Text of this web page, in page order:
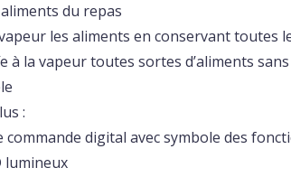
du repas
les aliments en conservant toutes
à la vapeur toutes sortes d’aliments
:
commande digital avec symbole des
lumineux